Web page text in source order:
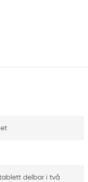
delbar i två